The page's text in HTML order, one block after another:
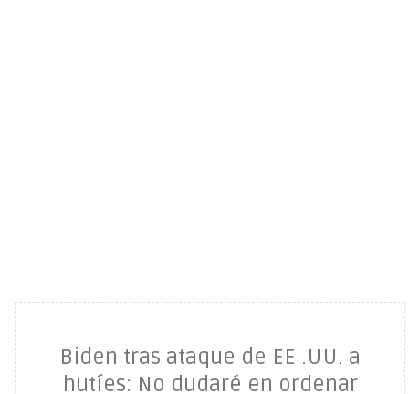
Biden tras ataque de EE .UU. a
hutíes: No dudaré en ordenar